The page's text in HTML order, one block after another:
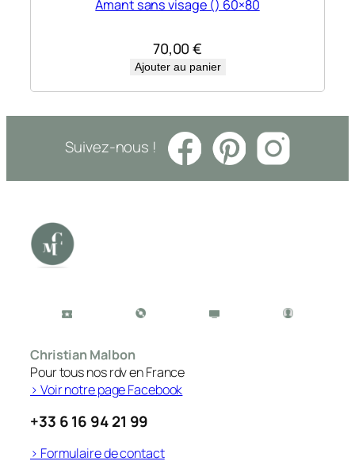
Amant sans visage () 60×80
70,00€
Ajouter au panier
Suivez-nous !
Christian Malbon
Pour tous nos rdv en France
> Voir notre page Facebook
+33 6 16 94 21 99
> Formulaire de contact